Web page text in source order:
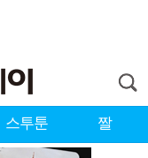
스투툰 짤